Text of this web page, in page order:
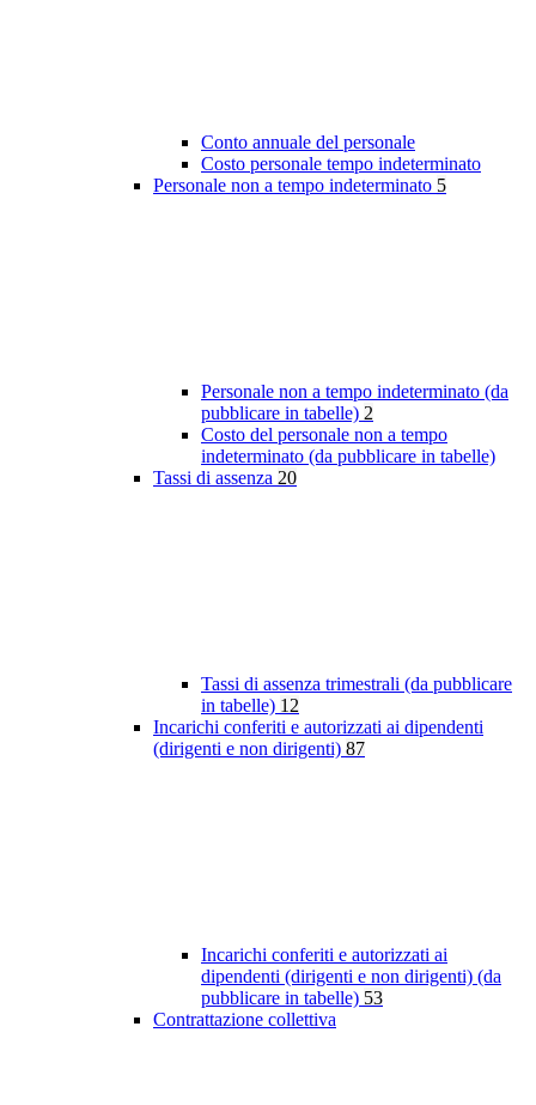
Conto annuale del personale
Costo personale tempo indeterminato
Personale non a tempo indeterminato 5
Personale non a tempo indeterminato (da
pubblicare in tabelle) 2
Costo del personale non a tempo
indeterminato (da pubblicare in tabelle)
Tassi di assenza 20
Tassi di assenza trimestrali (da pubblicare
in tabelle) 12
Incarichi conferiti e autorizzati ai dipendenti
(dirigenti e non dirigenti) 87
Incarichi conferiti e autorizzati ai
dipendenti (dirigenti e non dirigenti) (da
pubblicare in tabelle) 53
Contrattazione collettiva